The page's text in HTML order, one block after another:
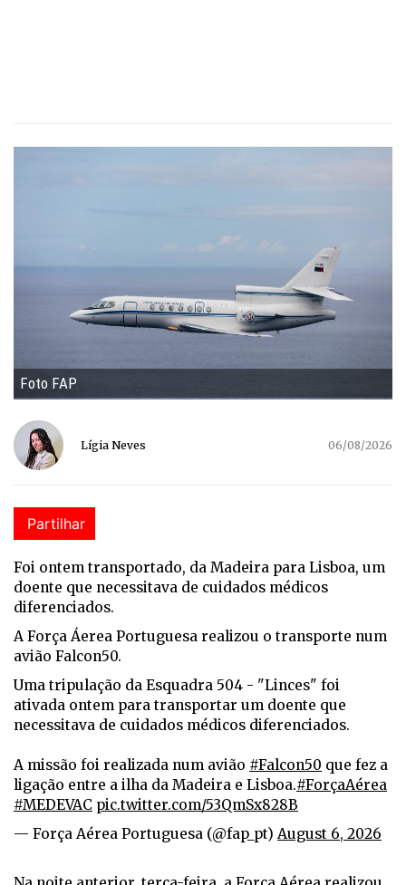
Foto FAP
Lígia Neves 06/08/2026
Partilhar
Foi ontem transportado, da Madeira para Lisboa, um
doente que necessitava de cuidados médicos
diferenciados.
A Força Áerea Portuguesa realizou o transporte num
avião Falcon50.
Uma tripulação da Esquadra 504 - "Linces" foi
ativada ontem para transportar um doente que
necessitava de cuidados médicos diferenciados.
A missão foi realizada num avião #Falcon50 que fez a
ligação entre a ilha da Madeira e Lisboa.#ForçaAérea
#MEDEVAC pic.twitter.com/53QmSx828B
— Força Aérea Portuguesa (@fap_pt) August 6, 2026